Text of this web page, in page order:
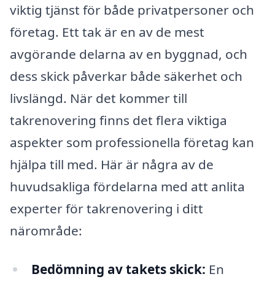
viktig tjänst för både privatpersoner och
företag. Ett tak är en av de mest
avgörande delarna av en byggnad, och
dess skick påverkar både säkerhet och
livslängd. När det kommer till
takrenovering finns det flera viktiga
aspekter som professionella företag kan
hjälpa till med. Här är några av de
huvudsakliga fördelarna med att anlita
experter för takrenovering i ditt
närområde:
Bedömning av takets skick: En